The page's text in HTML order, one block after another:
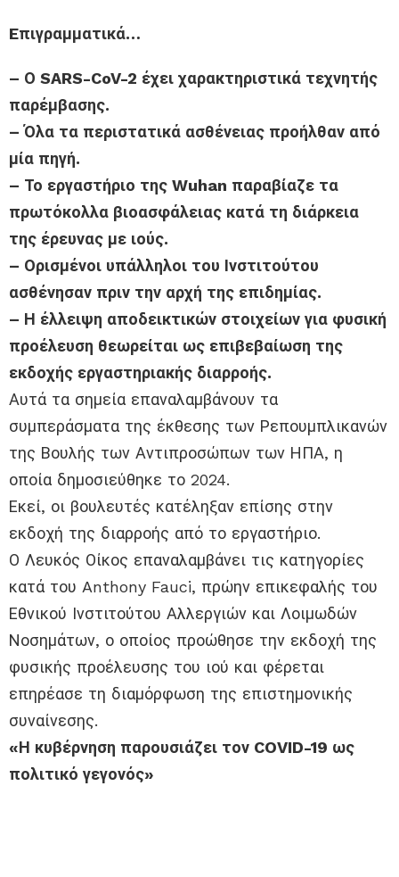
Eπιγραμματικά…
– Ο SARS-CoV-2 έχει χαρακτηριστικά τεχνητής
παρέμβασης.
– Όλα τα περιστατικά ασθένειας προήλθαν από
μία πηγή.
– Το εργαστήριο της Wuhan παραβίαζε τα
πρωτόκολλα βιοασφάλειας κατά τη διάρκεια
της έρευνας με ιούς.
– Ορισμένοι υπάλληλοι του Ινστιτούτου
ασθένησαν πριν την αρχή της επιδημίας.
– Η έλλειψη αποδεικτικών στοιχείων για φυσική
προέλευση θεωρείται ως επιβεβαίωση της
εκδοχής εργαστηριακής διαρροής.
Αυτά τα σημεία επαναλαμβάνουν τα
συμπεράσματα της έκθεσης των Ρεπουμπλικανών
της Βουλής των Αντιπροσώπων των ΗΠΑ, η
οποία δημοσιεύθηκε το 2024.
Εκεί, οι βουλευτές κατέληξαν επίσης στην
εκδοχή της διαρροής από το εργαστήριο.
Ο Λευκός Οίκος επαναλαμβάνει τις κατηγορίες
κατά του Anthony Fauci, πρώην επικεφαλής του
Εθνικού Ινστιτούτου Αλλεργιών και Λοιμωδών
Νοσημάτων, ο οποίος προώθησε την εκδοχή της
φυσικής προέλευσης του ιού και φέρεται
επηρέασε τη διαμόρφωση της επιστημονικής
συναίνεσης.
«Η κυβέρνηση παρουσιάζει τον COVID-19 ως
πολιτικό γεγονός»